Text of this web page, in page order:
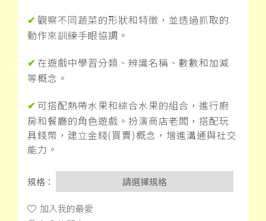
✔ 觀察不同蔬菜的形狀和特徵，並透過抓取的
動作來訓練手眼協調。
✔ 在遊戲中學習分類、辨識名稱、數數和加減
等概念。
✔ 可搭配熱帶水果和綜合水果的組合，進行廚
房和餐廳的角色遊戲。 扮演商店老闆，搭配玩
具錢幣，建立金錢(買賣)概念，增進溝通與社交
能力。
規格： 請選擇規格
加入我的最愛